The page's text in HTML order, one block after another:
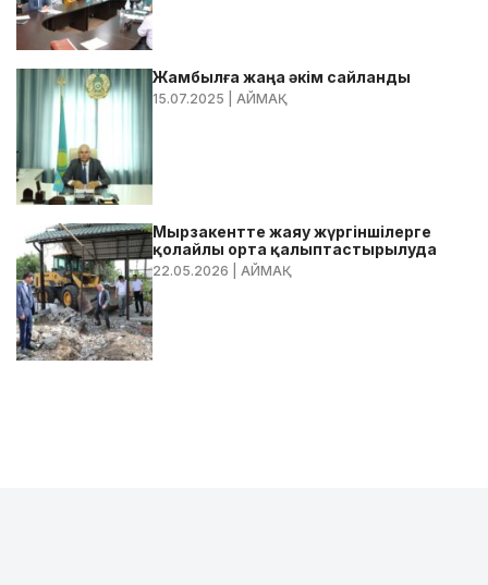
Жамбылға жаңа әкім сайланды
15.07.2025 | АЙМАҚ
Мырзакентте жаяу жүргіншілерге
қолайлы орта қалыптастырылуда
22.05.2026 | АЙМАҚ